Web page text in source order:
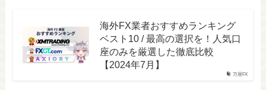
万屋FX
海外FX業者おすすめランキング
ベスト10 / 最高の選択を！人気口
座のみを厳選した徹底比較
【2024年7月】